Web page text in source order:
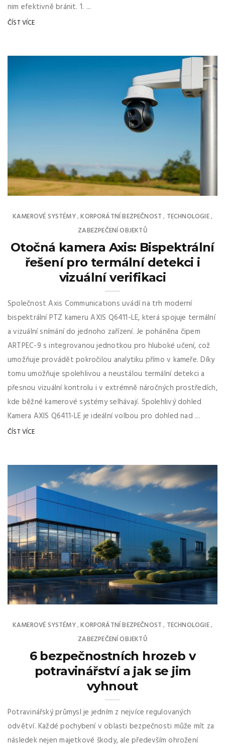
nim efektivně bránit. 1. ...
ČÍST VÍCE
KAMEROVÉ SYSTÉMY,KORPORÁTNÍ BEZPEČNOST , TECHNOLOGIE,
ZABEZPEČENÍ OBJEKTŮ
Otočná kamera Axis: Bispektrální
řešení pro termální detekci i
vizuální verifikaci
Společnost Axis Communications uvádí na trh moderní
bispektrální PTZ kameru AXIS Q6411-LE, která spojuje termální
a vizuální snímání do jednoho zařízení. Je poháněna čipem
ARTPEC-9 s integrovanou jednotkou pro hluboké učení, což
umožňuje provádět pokročilou analytiku přímo v kameře. Díky
tomu umožňuje spolehlivou a neustálou termální detekci a
přesnou vizuální kontrolu i v extrémně náročných prostředích,
kde běžné kamerové systémy selhávají. Spolehlivý dohled
Kamera AXIS Q6411-LE je ideální volbou pro dohled nad ...
ČÍST VÍCE
KAMEROVÉ SYSTÉMY,KORPORÁTNÍ BEZPEČNOST , TECHNOLOGIE,
ZABEZPEČENÍ OBJEKTŮ
6 bezpečnostních hrozeb v
potravinářství a jak se jim
vyhnout
Potravinářský průmysl je jedním z nejvíce regulovaných
odvětví. Každé pochybení v oblasti bezpečnosti může mít za
následek nejen majetkové škody, ale především ohrožení